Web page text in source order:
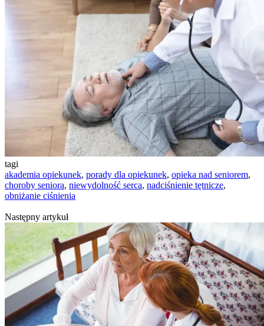
tagi
akademia opiekunek, porady dla opiekunek, opieka nad seniorem,
choroby seniora, niewydolność serca, nadciśnienie tętnicze,
obniżanie ciśnienia
Następny artykuł